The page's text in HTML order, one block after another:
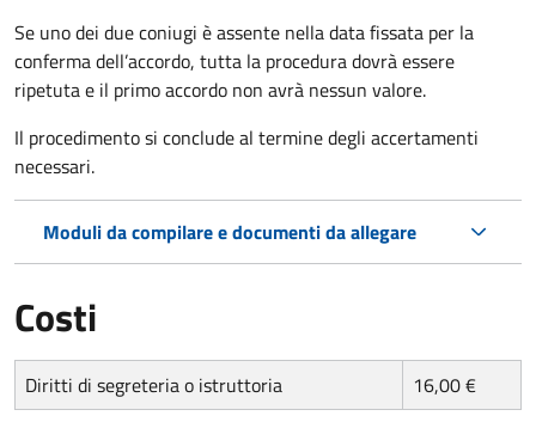
Se uno dei due coniugi è assente nella data fissata per la
conferma dell’accordo, tutta la procedura dovrà essere
ripetuta e il primo accordo non avrà nessun valore.
Il procedimento si conclude al termine degli accertamenti
necessari.
Moduli da compilare e documenti da allegare
Costi
Diritti di segreteria o istruttoria 16,00 €